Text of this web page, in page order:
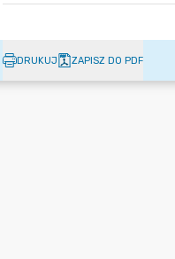
DRUKUJ ZAPISZ DO PDF